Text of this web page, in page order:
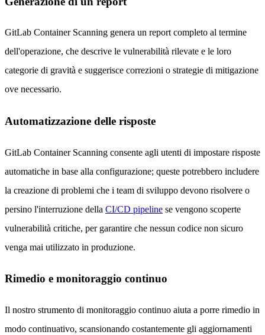
GitLab Container Scanning genera un report completo al termine
dell'operazione, che descrive le vulnerabilità rilevate e le loro
categorie di gravità e suggerisce correzioni o strategie di mitigazione
ove necessario.
Automatizzazione delle risposte
GitLab Container Scanning consente agli utenti di impostare risposte
automatiche in base alla configurazione; queste potrebbero includere
la creazione di problemi che i team di sviluppo devono risolvere o
persino l'interruzione della CI/CD pipeline se vengono scoperte
vulnerabilità critiche, per garantire che nessun codice non sicuro
venga mai utilizzato in produzione.
Rimedio e monitoraggio continuo
Il nostro strumento di monitoraggio continuo aiuta a porre rimedio in
modo continuativo, scansionando costantemente gli aggiornamenti